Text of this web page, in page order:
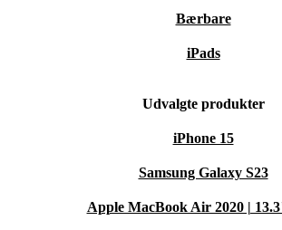
Bærbare
iPads
Udvalgte produkter
iPhone 15
Samsung Galaxy S23
Apple MacBook Air 2020 |